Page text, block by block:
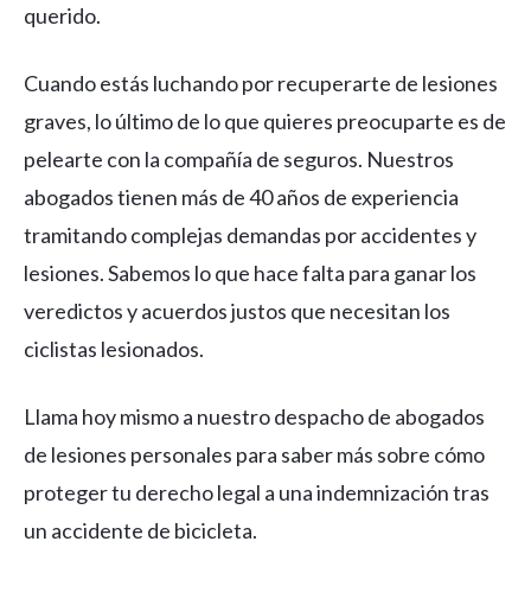
querido.
Cuando estás luchando por recuperarte de lesiones
graves, lo último de lo que quieres preocuparte es de
pelearte con la compañía de seguros. Nuestros
abogados tienen más de 40 años de experiencia
tramitando complejas demandas por accidentes y
lesiones. Sabemos lo que hace falta para ganar los
veredictos y acuerdos justos que necesitan los
ciclistas lesionados.
Llama hoy mismo a nuestro despacho de abogados
de lesiones personales para saber más sobre cómo
proteger tu derecho legal a una indemnización tras
un accidente de bicicleta.